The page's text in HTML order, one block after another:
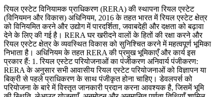
रियल एस्टेट विनियामक प्राधिकरण (RERA) की स्थापना रियल एस्टेट
(विनियमन और विकास) अधिनियम, 2016 के तहत भारत में रियल एस्टेट क्षेत्र
को विनियमित करने और उद्योग में पारदर्शिता, जवाबदेही और दक्षता को बढ़ावा
देने के लिए की गई है। RERA घर खरीदने वालों के हितों की रक्षा करने और
रियल एस्टेट क्षेत्र के व्यवस्थित विकास को सुनिश्चित करने में महत्वपूर्ण भूमिका
निभाता है। अधिनियम के तहत RERA की प्रमुख भूमिकाएँ और कार्य इस
प्रकार हैं: 1. रियल एस्टेट परियोजनाओं का पंजीकरण अनिवार्य पंजीकरण:
RERA के अनुसार सभी आवासीय रियल एस्टेट परियोजनाओं को विज्ञापन या
बिक्री से पहले प्राधिकरण के साथ पंजीकृत होना चाहिए। डेवलपर्स को
परियोजना के बारे में विस्तृत जानकारी प्रदान करना आवश्यक है, जिसमें भूमि